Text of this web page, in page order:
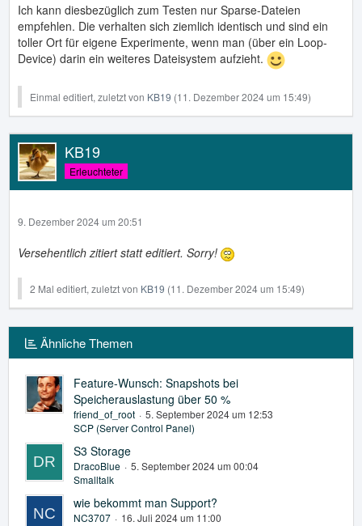
Ich kann diesbezüglich zum Testen nur Sparse-Dateien
empfehlen. Die verhalten sich ziemlich identisch und sind ein
toller Ort für eigene Experimente, wenn man (über ein Loop-
Device) darin ein weiteres Dateisystem aufzieht.
Einmal editiert, zuletzt von KB19 (11. Dezember 2024 um 15:49)
KB19
Erleuchteter
9. Dezember 2024 um 20:51
Versehentlich zitiert statt editiert. Sorry!
2 Mal editiert, zuletzt von KB19 (11. Dezember 2024 um 15:49)
Ähnliche Themen
Feature-Wunsch: Snapshots bei
Speicherauslastung über 50 %
friend_of_root
5. September 2024 um 12:53
SCP (Server Control Panel)
S3 Storage
DracoBlue
5. September 2024 um 00:04
Smalltalk
wie bekommt man Support?
NC3707
16. Juli 2024 um 11:00